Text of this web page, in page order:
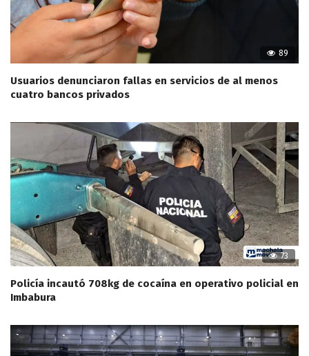
89
Usuarios denunciaron fallas en servicios de al menos
cuatro bancos privados
73
Policía incautó 708kg de cocaína en operativo policial en
Imbabura